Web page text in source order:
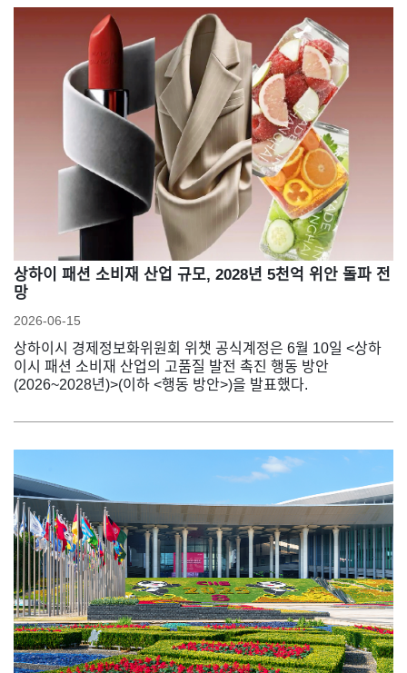
상하이 패션 소비재 산업 규모, 2028년 5천억 위안 돌파 전
망
2026-06-15
상하이시 경제정보화위원회 위챗 공식계정은 6월 10일 <상하
이시 패션 소비재 산업의 고품질 발전 촉진 행동 방안
(2026~2028년)>(이하 <행동 방안>)을 발표했다.